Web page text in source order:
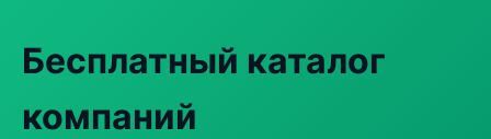
Бесплатный каталог
компаний